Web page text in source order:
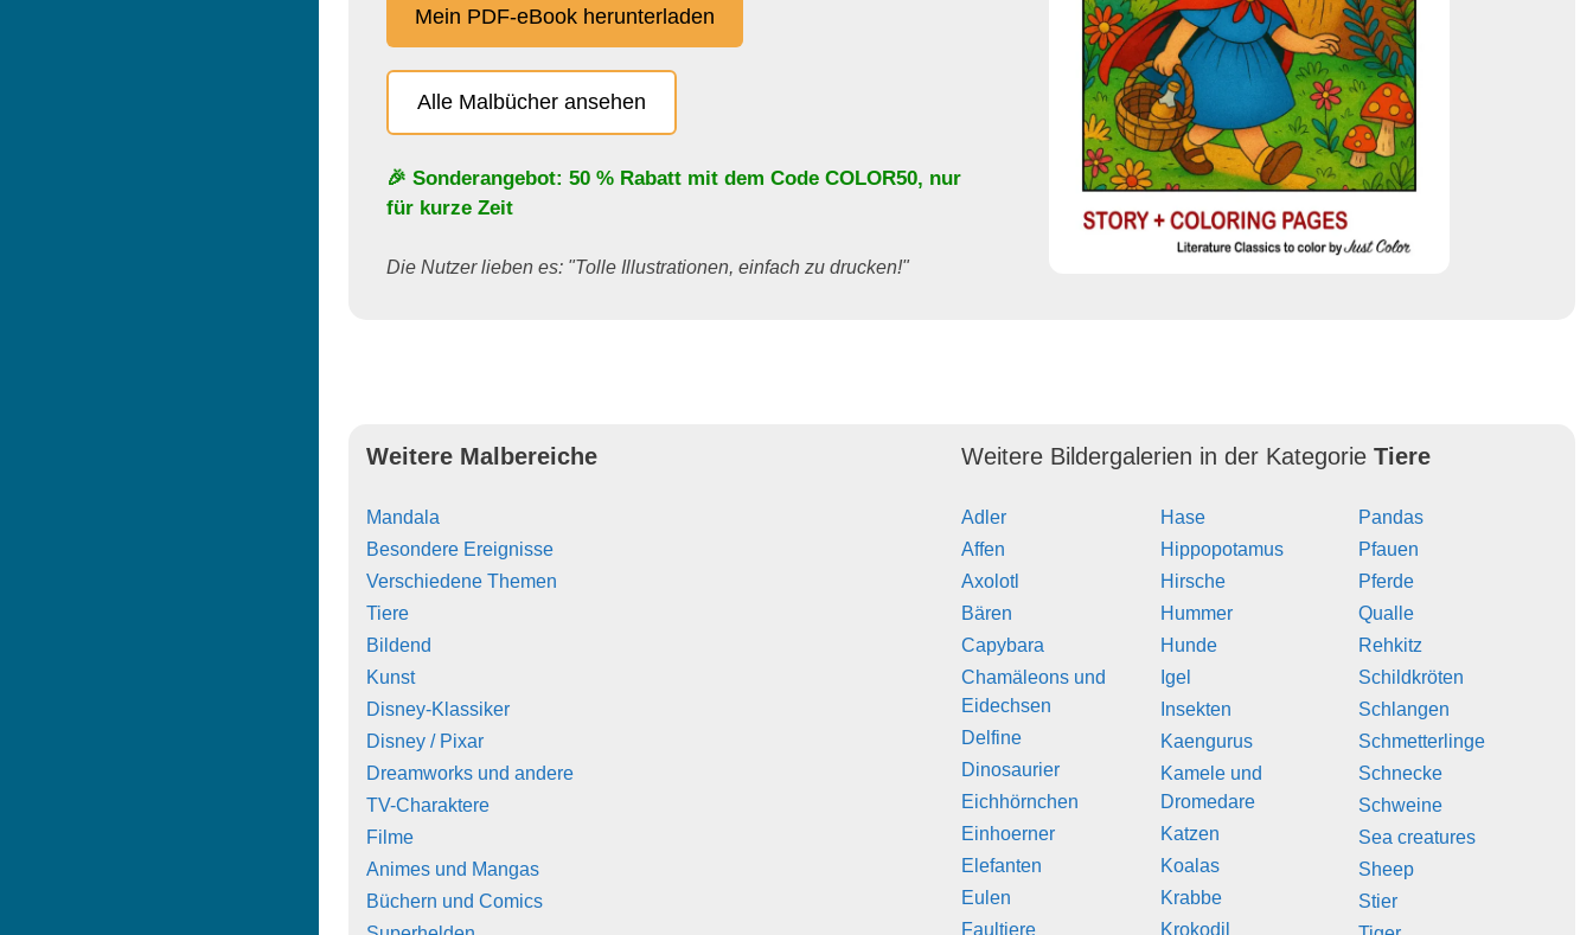
Mein PDF-eBook herunterladen
Alle Malbücher ansehen
🎉 Sonderangebot: 50 % Rabatt mit dem Code COLOR50, nur
für kurze Zeit
Die Nutzer lieben es: "Tolle Illustrationen, einfach zu drucken!"
Weitere Malbereiche
Mandala
Besondere Ereignisse
Verschiedene Themen
Tiere
Bildend
Kunst
Disney-Klassiker
Disney / Pixar
Dreamworks und andere
TV-Charaktere
Filme
Animes und Mangas
Büchern und Comics
Weitere Bildergalerien in der KategorieTiere
Adler
Affen
Axolotl
Bären
Capybara
Chamäleons und
Eidechsen
Delfine
Dinosaurier
Eichhörnchen
Einhoerner
Elefanten
Eulen
Faultiere
Hase
Hippopotamus
Hirsche
Hummer
Hunde
Igel
Insekten
Kaengurus
Kamele und
Dromedare
Katzen
Koalas
Krabbe
Krokodil
Pandas
Pfauen
Pferde
Qualle
Rehkitz
Schildkröten
Schlangen
Schmetterlinge
Schnecke
Schweine
Sea creatures
Sheep
Stier